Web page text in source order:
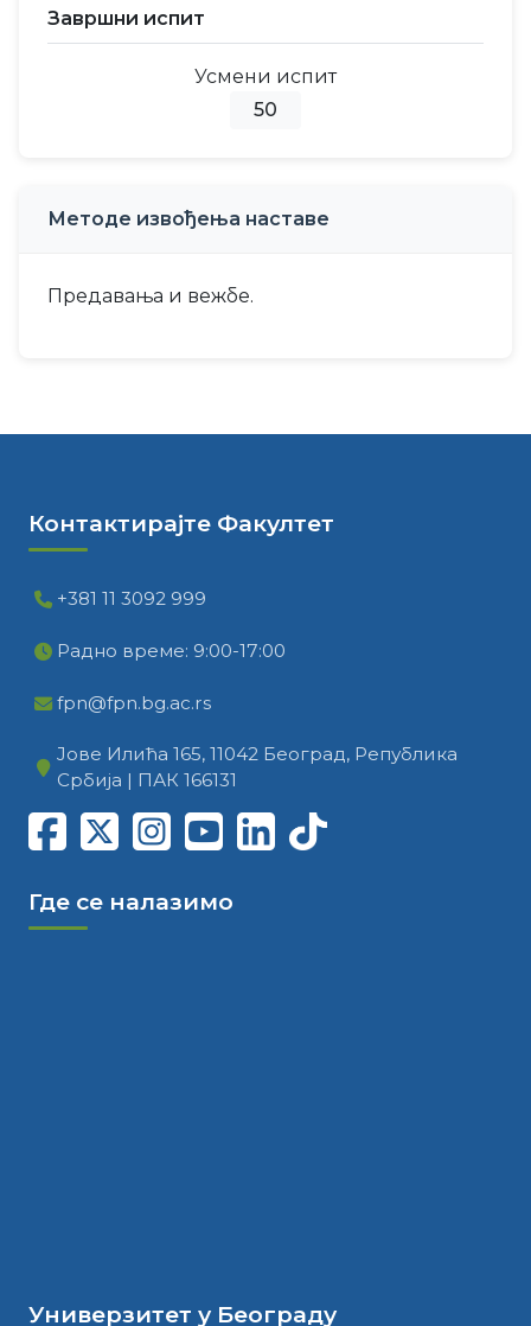
Завршни испит
Усмени испит
50
Методе извођења наставе
Предавања и вежбе.
Контактирајте Факултет
+381 11 3092 999
Радно време: 9:00-17:00
fpn@fpn.bg.ac.rs
Јове Илића 165, 11042 Београд, Република
Србија | ПАК 166131
Где се налазимо
Универзитет у Београду